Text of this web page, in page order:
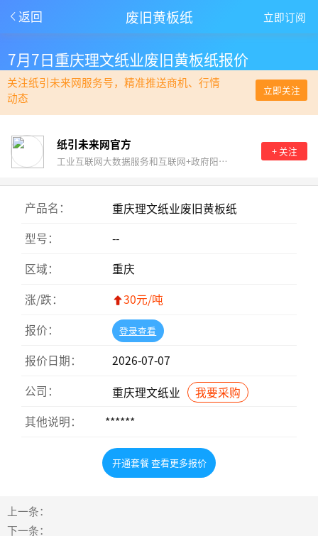
返回 废旧黄板纸 立即订阅
7月7日重庆理文纸业废旧黄板纸报价
关注纸引未来网服务号，精准推送商机、行情
动态
立即关注
纸引未来网官方
工业互联网大数据服务和互联网+政府阳光采购。
+ 关注
产品名：
重庆理文纸业废旧黄板纸
型号：
--
区域：
重庆
涨/跌：
30元/吨
报价：
登录查看
报价日期：
2026-07-07
公司：
重庆理文纸业
我要采购
其他说明：
******
开通套餐 查看更多报价
上一条：
下一条：